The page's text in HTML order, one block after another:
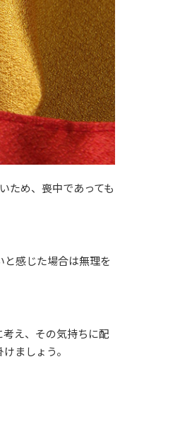
ため、喪中であっても
感じた場合は無理を
え、その気持ちに配
ましょう。